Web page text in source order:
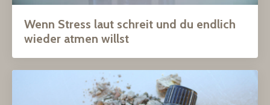
Wenn Stress laut schreit und du endlich
wieder atmen willst